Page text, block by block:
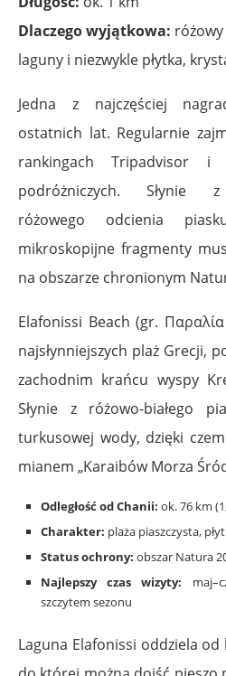
Dlaczego wyjątkowa:
laguny i niezwykle płytka,
Jedna z najczęściej
ostatnich lat. Regularnie
rankingach Tripadvisor i
podróżniczych. Słynie z
różowego odcienia
mikroskopijne fragmenty
na obszarze chronionym
Elafonissi Beach (gr.
najsłynniejszych plaż Grecji,
zachodnim krańcu wyspy
Słynie z różowo-białego
turkusowej wody, dzięki
mianem „Karaibów Morza
Odległość od Chanii: ok. 76 km
Charakter: plaża piaszczysta,
Status ochrony: obszar Natura
Najlepszy czas wizyty:
szczytem sezonu
Laguna Elafonissi oddziela